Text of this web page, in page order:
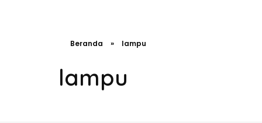
Beranda » lampu
lampu